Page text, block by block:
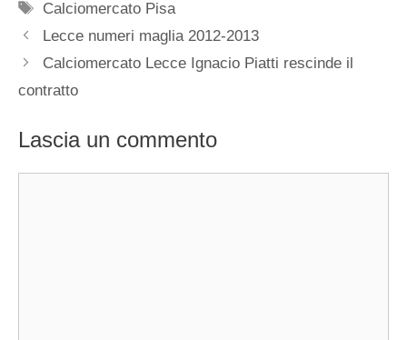
Tag
Calciomercato Pisa
Lecce numeri maglia 2012-2013
Calciomercato Lecce Ignacio Piatti rescinde il
contratto
Lascia un commento